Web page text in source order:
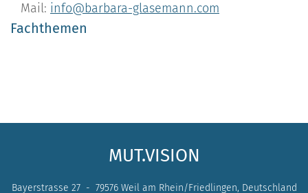
Mail: info@barbara-glasemann.com
Fachthemen
MUT.VISION
Bayerstrasse 27 - 79576 Weil am Rhein/Friedlingen, Deutschland